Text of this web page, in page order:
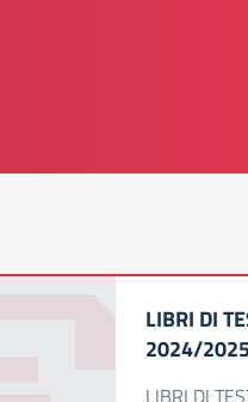
LIBRI DI
2024/
LIBRI DI